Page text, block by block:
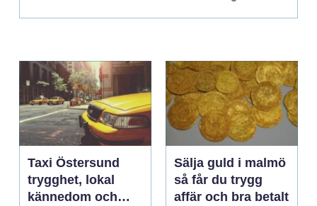
Taxi Östersund
trygghet, lokal
kännedom och
Sälja guld i malmö
så får du trygg
affär och bra betalt